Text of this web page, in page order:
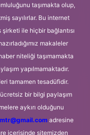
taşımakta olup,
sayılırlar. Bu internet
ile hiçbir bağlantısı
makaleler
niteliği taşımamakta
yapılmamaktadır.
tamamen tesadüfidir.
bir bilgi paylaşım
aykırı olduğunu
adresine
içerisinde sitemizden